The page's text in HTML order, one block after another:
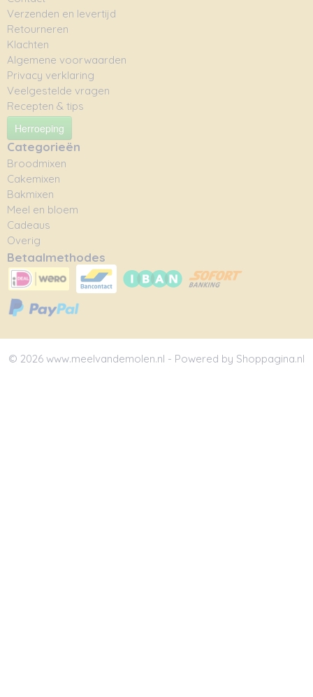
Verzenden en levertijd
Retourneren
Klachten
Algemene voorwaarden
Privacy verklaring
Veelgestelde vragen
Recepten & tips
Herroeping
Categorieën
Broodmixen
Cakemixen
Bakmixen
Meel en bloem
Cadeaus
Overig
Betaalmethodes
© 2026 www.meelvandemolen.nl - Powered by Shoppagina.nl